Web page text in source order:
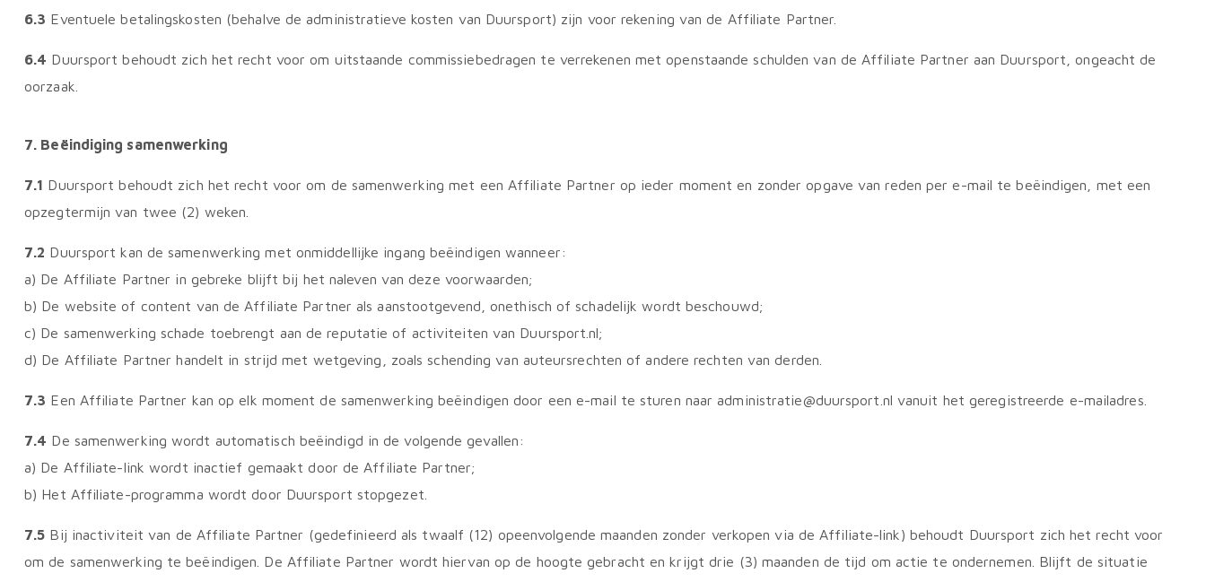
6.3 Eventuele betalingskosten (behalve de administratieve kosten van Duursport) zijn voor rekening van de Affiliate Partner.
6.4 Duursport behoudt zich het recht voor om uitstaande commissiebedragen te verrekenen met openstaande schulden van de Affiliate Partner aan Duursport, ongeacht de
oorzaak.
7. Beëindiging samenwerking
7.1 Duursport behoudt zich het recht voor om de samenwerking met een Affiliate Partner op ieder moment en zonder opgave van reden per e-mail te beëindigen, met een
opzegtermijn van twee (2) weken.
7.2 Duursport kan de samenwerking met onmiddellijke ingang beëindigen wanneer:
a) De Affiliate Partner in gebreke blijft bij het naleven van deze voorwaarden;
b) De website of content van de Affiliate Partner als aanstootgevend, onethisch of schadelijk wordt beschouwd;
c) De samenwerking schade toebrengt aan de reputatie of activiteiten van Duursport.nl;
d) De Affiliate Partner handelt in strijd met wetgeving, zoals schending van auteursrechten of andere rechten van derden.
7.3 Een Affiliate Partner kan op elk moment de samenwerking beëindigen door een e-mail te sturen naar administratie@duursport.nl vanuit het geregistreerde e-mailadres.
7.4 De samenwerking wordt automatisch beëindigd in de volgende gevallen:
a) De Affiliate-link wordt inactief gemaakt door de Affiliate Partner;
b) Het Affiliate-programma wordt door Duursport stopgezet.
7.5 Bij inactiviteit van de Affiliate Partner (gedefinieerd als twaalf (12) opeenvolgende maanden zonder verkopen via de Affiliate-link) behoudt Duursport zich het recht voor
om de samenwerking te beëindigen. De Affiliate Partner wordt hiervan op de hoogte gebracht en krijgt drie (3) maanden de tijd om actie te ondernemen. Blijft de situatie